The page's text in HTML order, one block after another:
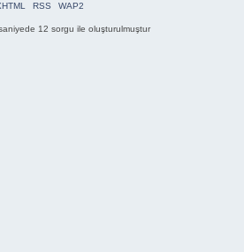
RSS WAP2
12 sorgu ile oluşturulmuştur